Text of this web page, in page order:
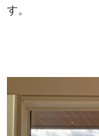
す。